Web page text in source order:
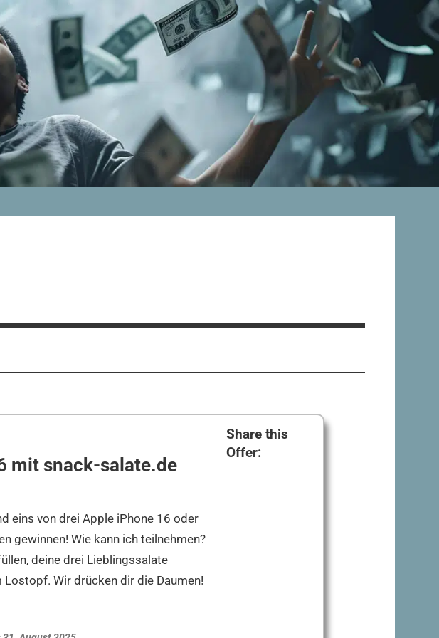
mit snack-salate.de
eins von drei Apple iPhone 16 oder
gewinnen! Wie kann ich teilnehmen?
deine drei Lieblingssalate
Wir drücken dir die Daumen!
Share this
Offer: